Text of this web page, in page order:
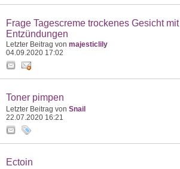
Frage Tagescreme trockenes Gesicht
Entzündungen
Letzter Beitrag von majesticlily
04.09.2020 17:02
Toner pimpen
Letzter Beitrag von Snail
22.07.2020 16:21
Ectoin